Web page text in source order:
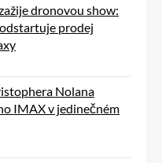
dronovou show:
prodej
Nolana
IMAX v jedinečném